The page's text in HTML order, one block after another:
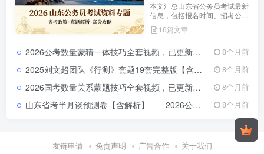
本文汇总山东省公务员考试最新
信息，包括报名时间、招考公
告、职位表、笔试科目及行测申
论备考指南。通过政策解读和考
市考特点，合理安排备考计划，
16篇文章
2026公考数量蒙猜一体技巧全套视频，已更新完结（高照教育版）2026公务员数量蒙猜技巧视频教程（高照教育版） 8个月前
2025刘文超团队《行测》套题19套完整版【含答案解析】考点精析 8个月前
2026国考数量关系蒙题技巧全套视频，已更新完结（复盘）2026公务员数量关系蒙题技巧视频 8个月前
山东省考半月谈预测卷【含解析】——2026公考冲刺必备神器！ 8个月前
友链申请 免责声明 广告合作 关于我们